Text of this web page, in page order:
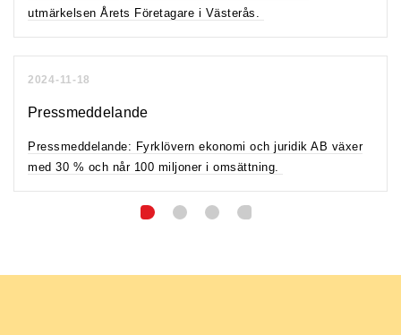
utmärkelsen Årets Företagare i Västerås.
2024-11-18
Pressmeddelande
Pressmeddelande: Fyrklövern ekonomi och juridik AB växer
med 30 % och når 100 miljoner i omsättning.